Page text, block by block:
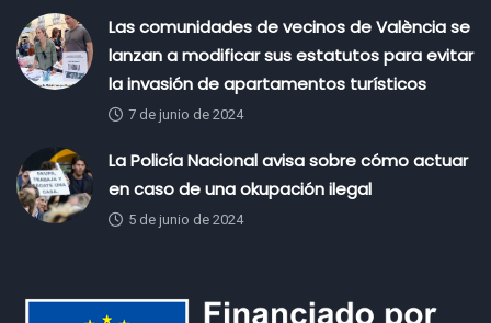
Las comunidades de vecinos de València se
lanzan a modificar sus estatutos para evitar
la invasión de apartamentos turísticos
7 de junio de 2024
La Policía Nacional avisa sobre cómo actuar
en caso de una okupación ilegal
5 de junio de 2024